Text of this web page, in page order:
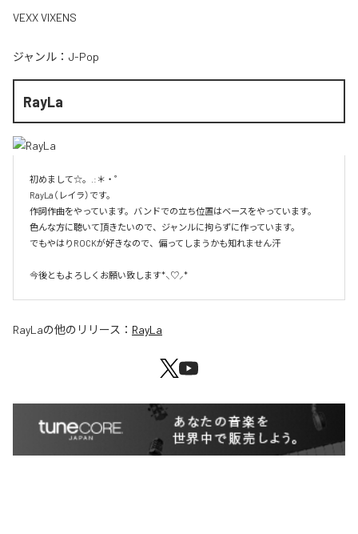
VEXX VIXENS
ジャンル： J-Pop
RayLa
初めまして☆。.:＊・゜
RayLa（レイラ）です。
作詞作曲をやっています。バンドでの立ち位置はベースをやっています。
色んな方に聴いて頂きたいので、ジャンルに拘らずに作っています。
でもやはりROCKが好きなので、偏ってしまうかも知れません汗
今後ともよろしくお願い致します*⸜♡⸝*
RayLaの他のリリース： RayLa